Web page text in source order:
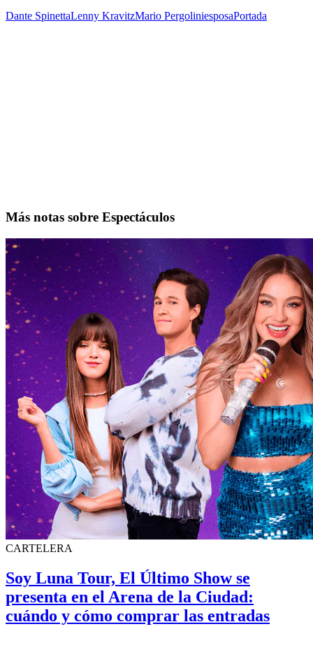
Dante SpinettaLenny KravitzMario PergoliniesposaPortada
Más notas sobre Espectáculos
CARTELERA
Soy Luna Tour, El Último Show se
presenta en el Arena de la Ciudad:
cuándo y cómo comprar las entradas